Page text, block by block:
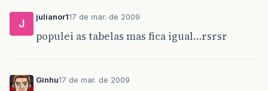
J
julianor117 de mar. de 2009
populei as tabelas mas fica igual…rsrsr
Ginhu17 de mar. de 2009